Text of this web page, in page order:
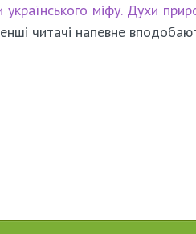
українського міфу. Духи
читачі напевне